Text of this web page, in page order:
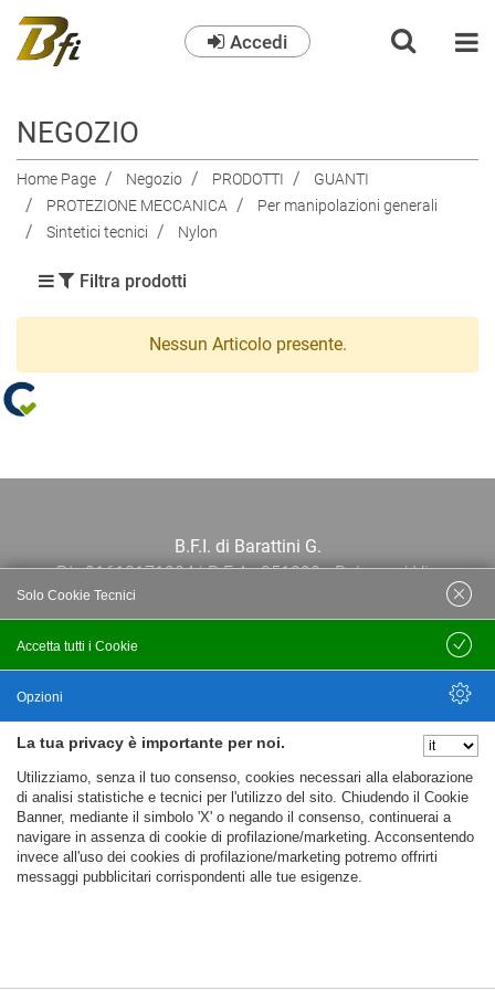
Accedi
NEGOZIO
Home Page Negozio PRODOTTI
GUANTI
PROTEZIONE MECCANICA
Per manipolazioni generali
Sintetici tecnici
Nylon
Filtra prodotti
Nessun Articolo presente.
B.F.I. di Barattini G.
P.I.: 01613171204 | R.E.A.: 351290 - Bologna | Via
Po 13E, 40139, Bologna | Telefono: 051
444638 | Email: bfi@bfi.bo.it
Privacy policy
Cookie policy
La tua privacy è importante per noi.
Utilizziamo, senza il tuo consenso, cookies necessari alla elaborazione
di analisi statistiche e tecnici per l'utilizzo del sito. Chiudendo il Cookie
Banner, mediante il simbolo 'X' o negando il consenso, continuerai a
navigare in assenza di cookie di profilazione/marketing. Acconsentendo
invece all'uso dei cookies di profilazione/marketing potremo offrirti
messaggi pubblicitari corrispondenti alle tue esigenze.
Accetta tutti i Cookie
Solo Cookie Tecnici
Salva
Opzioni
Nascondi Opzioni